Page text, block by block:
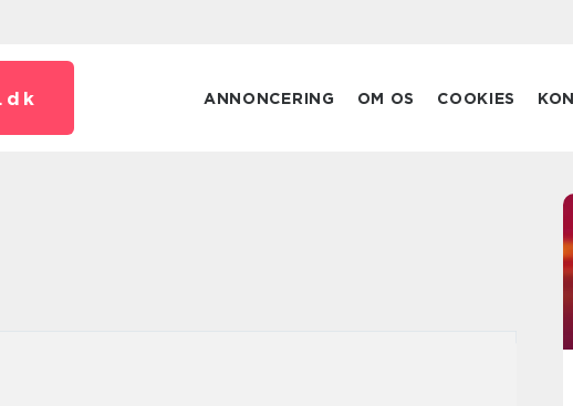
dk ANNONCERING OM OS COOKIES